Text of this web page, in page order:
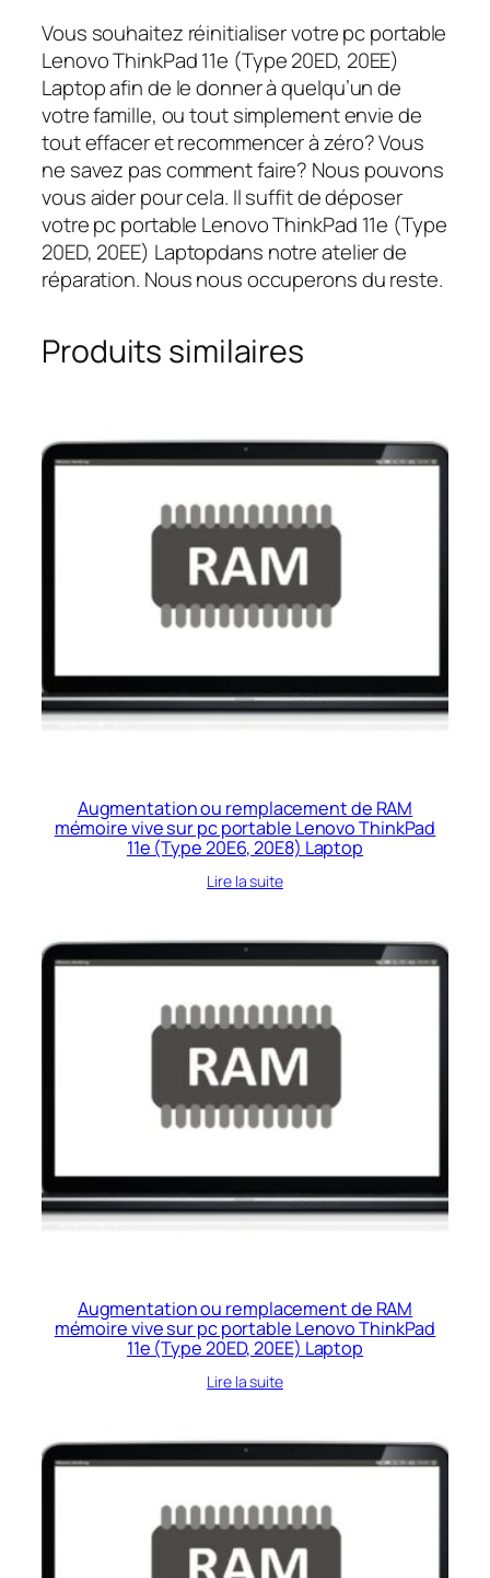
Vous souhaitez réinitialiser votre pc portable
Lenovo ThinkPad 11e (Type 20ED, 20EE)
Laptop afin de le donner à quelqu’un de
votre famille, ou tout simplement envie de
tout effacer et recommencer à zéro? Vous
ne savez pas comment faire? Nous pouvons
vous aider pour cela. Il suffit de déposer
votre pc portable Lenovo ThinkPad 11e (Type
20ED, 20EE) Laptopdans notre atelier de
réparation. Nous nous occuperons du reste.
Produits similaires
Augmentation ou remplacement de RAM
mémoire vive sur pc portable Lenovo ThinkPad
11e (Type 20E6, 20E8) Laptop
Lire la suite
Augmentation ou remplacement de RAM
mémoire vive sur pc portable Lenovo ThinkPad
11e (Type 20ED, 20EE) Laptop
Lire la suite